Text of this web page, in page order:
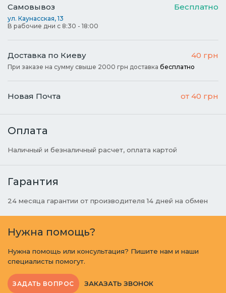
Самовывоз Бесплатно
ул. Каунасская, 13
В рабочие дни с 8:30 - 18:00
Доставка по Киеву 40 грн
При заказе на сумму свыше 2000 грн доставка бесплатно
Новая Почта от 40 грн
Оплата
Наличный и безналичный расчет, оплата картой
Гарантия
24 месяца гарантии от производителя 14 дней на обмен
Нужна помощь?
Нужна помощь или консультация? Пишите нам и наши
специалисты помогут.
ЗАДАТЬ ВОПРОС ЗАКАЗАТЬ ЗВОНОК